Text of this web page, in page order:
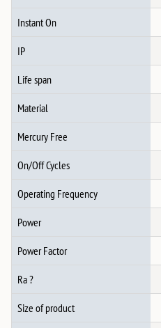
Instant On
IP
Life span
Material
Mercury Free
On/Off Cycles
Operating Frequency
Power
Power Factor
Ra ?
Size of product